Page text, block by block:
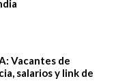
Vacantes de
salarios y link de